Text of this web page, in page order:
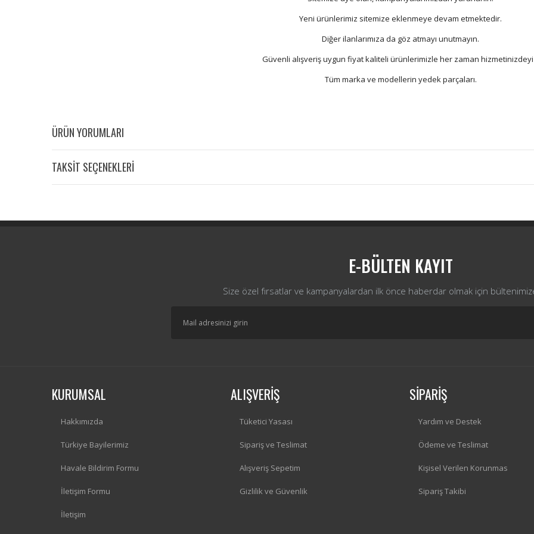
Yeni ürünlerimiz sitemize eklenmeye devam etmektedir.
Diğer ilanlarımıza da göz atmayı unutmayın.
Güvenli alışveriş uygun fiyat kaliteli ürünlerimizle her zaman
Tüm marka ve modellerin yedek parçaları.
ÜRÜN YORUMLARI
TAKSİT SEÇENEKLERİ
E-BÜLTEN KAYIT
Size özel fırsatlar ve kampanyalardan ilk önce haberdar olmak için
KURUMSAL
Hakkımızda
Türkiye Bayilerimiz
Havale Bildirim Formu
İletişim Formu
İletişim
ALIŞVERİŞ
Tüketici Yasası
Sipariş ve Teslimat
Alışveriş Sepetim
Gizlilik ve Güvenlik
SİPARİŞ
Yardım ve Destek
Ödeme ve Teslimat
Kişisel Verilen Korunmas
Sipariş Takibi